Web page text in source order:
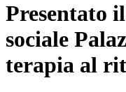
Presentato
sociale
terapia al